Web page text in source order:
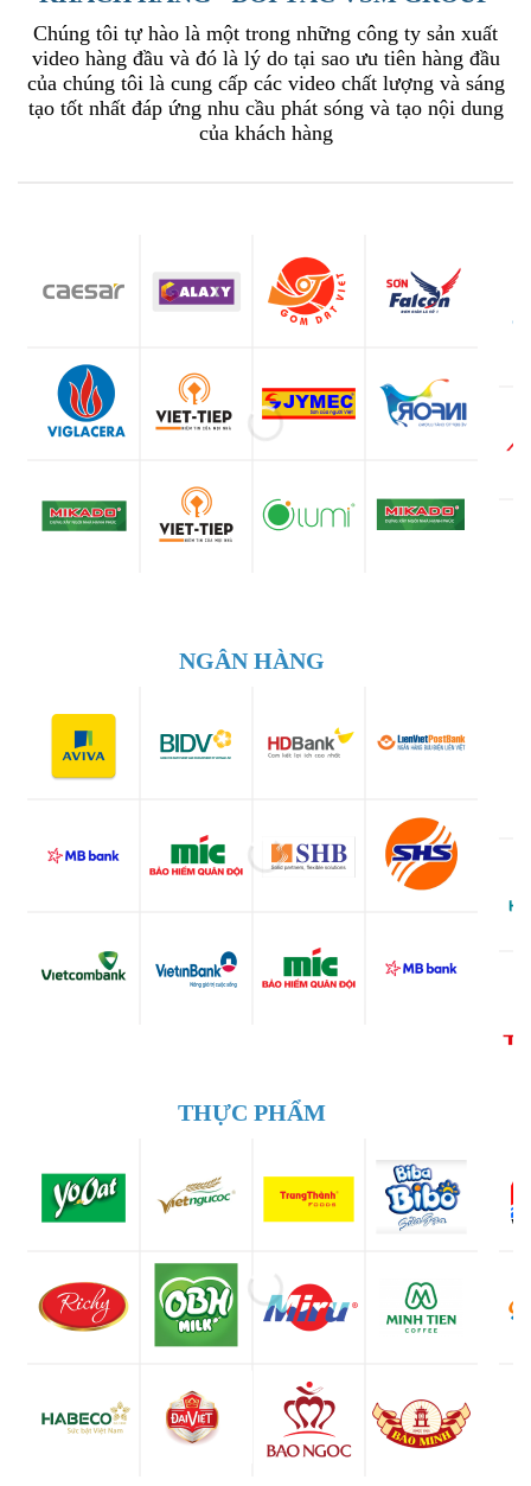
Chúng tôi tự hào là một trong những công ty sản xuất
video hàng đầu và đó là lý do tại sao ưu tiên hàng đầu
của chúng tôi là cung cấp các video chất lượng và sáng
tạo tốt nhất đáp ứng nhu cầu phát sóng và tạo nội dung
của khách hàng
NGÂN HÀNG
THỰC PHẨM